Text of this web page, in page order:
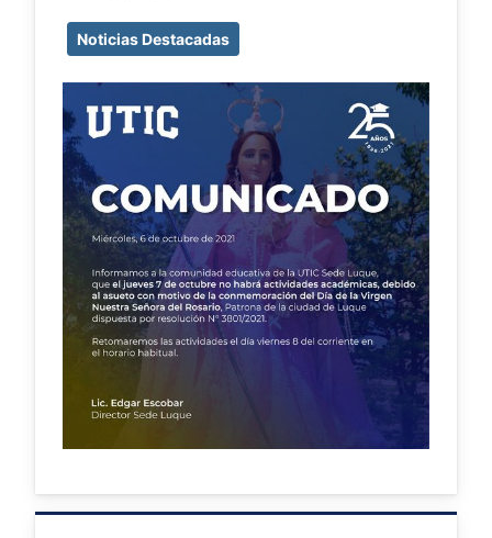
Noticias Destacadas